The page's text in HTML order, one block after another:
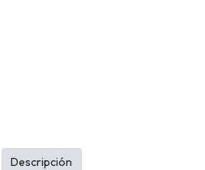
Descripción